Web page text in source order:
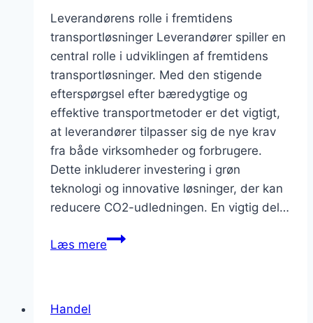
Leverandørens rolle i fremtidens
transportløsninger Leverandører spiller en
central rolle i udviklingen af fremtidens
transportløsninger. Med den stigende
efterspørgsel efter bæredygtige og
effektive transportmetoder er det vigtigt,
at leverandører tilpasser sig de nye krav
fra både virksomheder og forbrugere.
Dette inkluderer investering i grøn
teknologi og innovative løsninger, der kan
reducere CO2-udledningen. En vigtig del…
Læs mereLeverandørens
Handel